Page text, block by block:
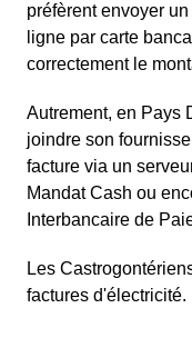
préfèrent envoyer
ligne par carte
correctement le
Autrement, en Pays
joindre son
facture via un
Mandat Cash ou
Interbancaire de
Les
factures d'électricité.